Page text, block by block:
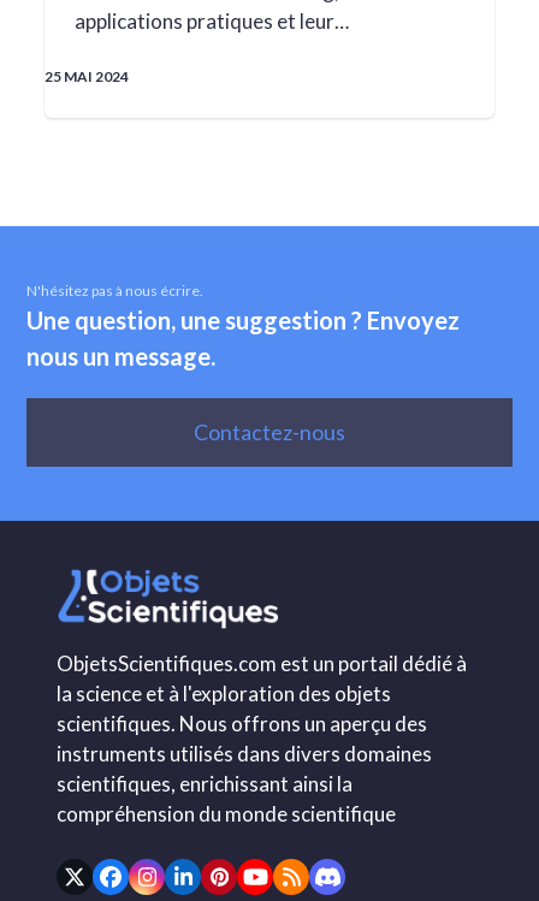
applications pratiques et leur…
25 MAI 2024
N'hésitez pas à nous écrire.
Une question, une suggestion ? Envoyez
nous un message.
Contactez-nous
ObjetsScientifiques.com est un portail dédié à
la science et à l'exploration des objets
scientifiques. Nous offrons un aperçu des
instruments utilisés dans divers domaines
scientifiques, enrichissant ainsi la
compréhension du monde scientifique
TwitterFacebook
Instagram
LinkedIn
Pinterest
YouTube
RSSDiscord